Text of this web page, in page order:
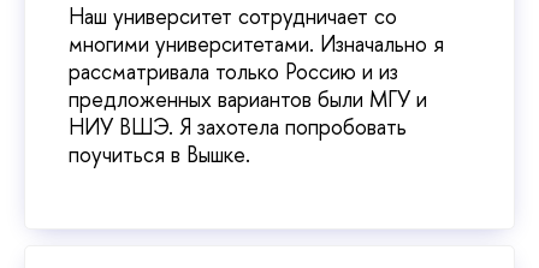
Наш университет сотрудничает со
многими университетами. Изначально я
рассматривала только Россию и из
предложенных вариантов были МГУ и
НИУ ВШЭ. Я захотела попробовать
поучиться в Вышке.